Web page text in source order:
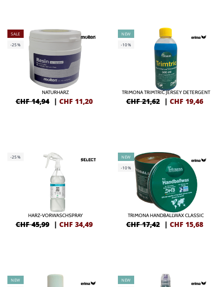
SALE
-25%
NATURHARZ
CHF 14,94 | CHF 11,20
NEW
-10%
TRIMONA TRIMTRIC JERSEY DETERGENT
CHF 21,62 | CHF 19,46
-25%
HARZ-VORWASCHSPRAY
CHF 45,99 | CHF 34,49
NEW
-10%
TRIMONA HANDBALLWAX CLASSIC
CHF 17,42 | CHF 15,68
NEW
NEW